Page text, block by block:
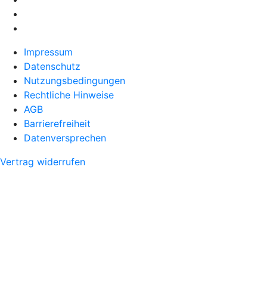
Impressum
Datenschutz
Nutzungsbedingungen
Rechtliche Hinweise
AGB
Barrierefreiheit
Datenversprechen
Vertrag widerrufen